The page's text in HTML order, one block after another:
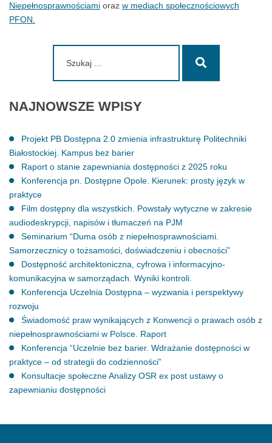
Niepełnosprawnościami oraz w mediach społecznościowych
PFON.
Szukaj
NAJNOWSZE WPISY
Projekt PB Dostępna 2.0 zmienia infrastrukturę Politechniki
Białostockiej. Kampus bez barier
Raport o stanie zapewniania dostępności z 2025 roku
Konferencja pn. Dostępne Opole. Kierunek: prosty język w
praktyce
Film dostępny dla wszystkich. Powstały wytyczne w zakresie
audiodeskrypcji, napisów i tłumaczeń na PJM
Seminarium “Duma osób z niepełnosprawnościami.
Samorzecznicy o tożsamości, doświadczeniu i obecności”
Dostępność architektoniczna, cyfrowa i informacyjno-
komunikacyjna w samorządach. Wyniki kontroli.
Konferencja Uczelnia Dostępna – wyzwania i perspektywy
rozwoju
Świadomość praw wynikających z Konwencji o prawach osób z
niepełnosprawnościami w Polsce. Raport
Konferencja “Uczelnie bez barier. Wdrażanie dostępności w
praktyce – od strategii do codzienności”
Konsultacje społeczne Analizy OSR ex post ustawy o
zapewnianiu dostępności